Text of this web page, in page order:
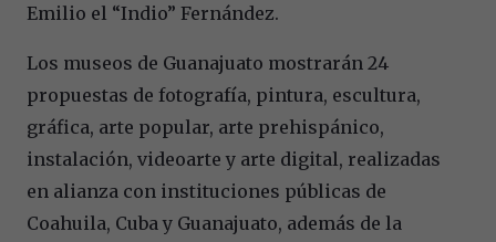
Emilio el “Indio” Fernández.
Los museos de Guanajuato mostrarán 24
propuestas de fotografía, pintura, escultura,
gráfica, arte popular, arte prehispánico,
instalación, videoarte y arte digital, realizadas
en alianza con instituciones públicas de
Coahuila, Cuba y Guanajuato, además de la